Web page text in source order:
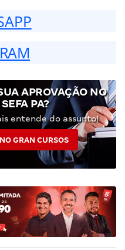
APROVAÇÃO NO
PA?
entende do assunto!
GRAN CURSOS